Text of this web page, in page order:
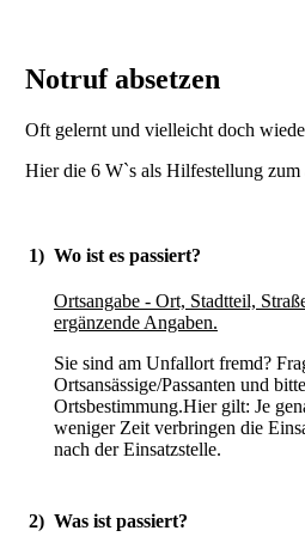
Notruf absetzen
Oft gelernt und vielleicht doch
Hier die 6 W`s als Hilfestellung zum
1) Wo ist es passiert?
Ortsangabe - Ort, Stadtteil,
ergänzende Angaben.
Sie sind am Unfallort fremd?
Ortsansässige/Passanten und
Ortsbestimmung.Hier gilt: Je
weniger Zeit verbringen die
nach der Einsatzstelle.
2) Was ist passiert?